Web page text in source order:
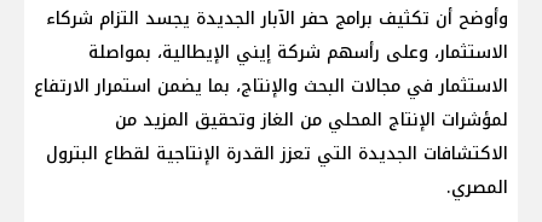
وأوضح أن تكثيف برامج حفر الآبار الجديدة يجسد التزام شركاء
الاستثمار، وعلى رأسهم شركة إيني الإيطالية، بمواصلة
الاستثمار في مجالات البحث والإنتاج، بما يضمن استمرار الارتفاع
لمؤشرات الإنتاج المحلي من الغاز وتحقيق المزيد من
الاكتشافات الجديدة التي تعزز القدرة الإنتاجية لقطاع البترول
المصري.